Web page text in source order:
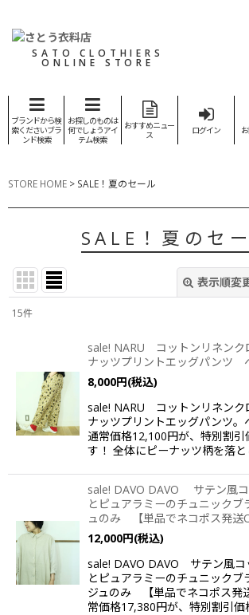
SATO CLOTHIERS
ONLINE STORE
ブランドから検
索くださいブラ
ンド検索
お探しのものは
何でしょうアイ
テム検索
おすすめニュー
ス
ログイン
STORE HOME > SALE！夏のセール
SALE！夏のセ
表示順変
並び順:
絞り込む
15件
sale! NARU コットンリネン
ナッツプリントエッグパンツ
8,000円(税込)
sale! NARU コットンリネン
ナッツプリントエッグパンツ
通常価格12,100円が、特別割引
す！ 全体にピーナッツ柄を落
sale! DAVO DAVO サテン風
とピュアラミーのチュニックブ
ュのみ 【単品でネコポス発送
12,000円(税込)
sale! DAVO DAVO サテン風コ
とピュアラミーのチュニックブ
ジュのみ 【単品でネコポ
常価格17,380円が、特別割引